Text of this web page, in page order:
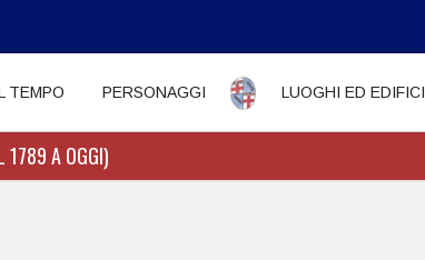
TEMPO PERSONAGGI LUOGHI ED EDIFICI
1789 A OGGI)